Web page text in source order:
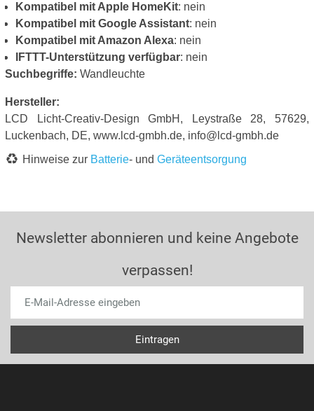
Kompatibel mit Apple HomeKit: nein
Kompatibel mit Google Assistant: nein
Kompatibel mit Amazon Alexa: nein
IFTTT-Unterstützung verfügbar: nein
Suchbegriffe: Wandleuchte
Hersteller:
LCD Licht-Creativ-Design GmbH, Leystraße 28, 57629,
Luckenbach, DE, www.lcd-gmbh.de, info@lcd-gmbh.de
Hinweise zur Batterie- und Geräteentsorgung
Newsletter abonnieren und keine Angebote
verpassen!